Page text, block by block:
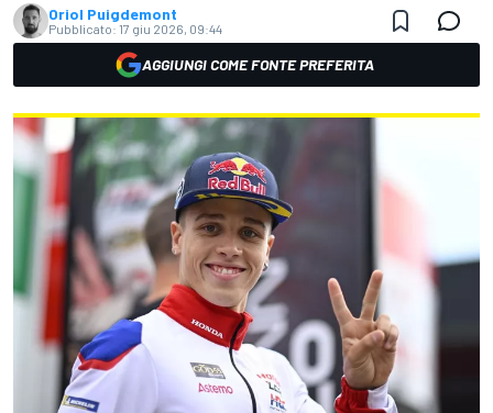
Oriol Puigdemont
Pubblicato: 17 giu 2026, 09:44
AGGIUNGI COME FONTE PREFERITA